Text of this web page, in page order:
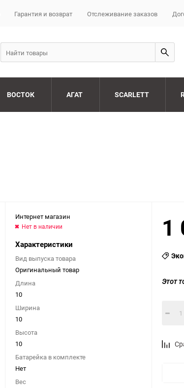
Гарантия и возврат Отслеживание заказов
ВОСТОК АГАТ SCARLETT
Интернет магазин
Нет в наличии
Характеристики
Вид выпуска товара
Оригинальный товар
Длина
10
Ширина
10
Высота
10
Батарейка в комплекте
Нет
Вес
1
Этот